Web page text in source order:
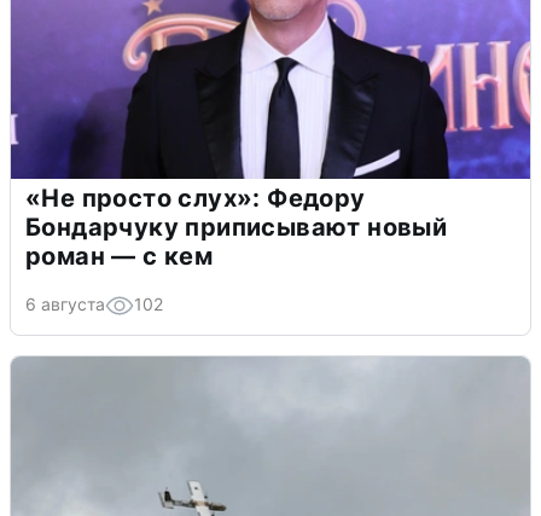
«Не просто слух»: Федору
Бондарчуку приписывают новый
роман — с кем
6 августа 102